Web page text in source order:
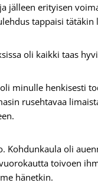
jälleen erityisen
tappaisi tätäkin
oli kaikki taas
minulle henkisesti
rusehtavaa
Kohdunkaula oli
toivoen
hänetkin.